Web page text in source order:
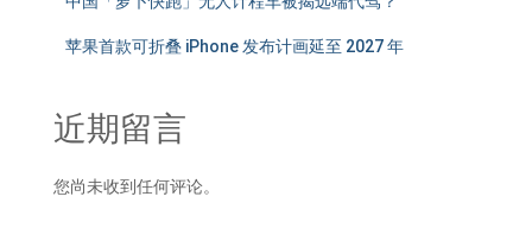
苹果首款可折叠 iPhone 发布计画延至 2027 年
近期留言
您尚未收到任何评论。